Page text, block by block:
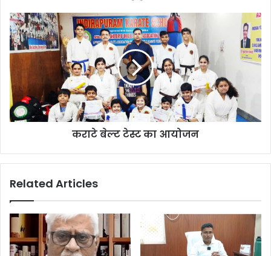
कराटे बेल्ट टेस्ट का आयोजन
Related Articles